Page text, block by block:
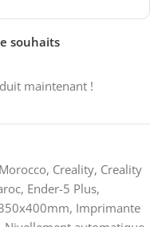
souhaits
maintenant !
, Creality, Creality
, Ender-5 Plus,
, Imprimante